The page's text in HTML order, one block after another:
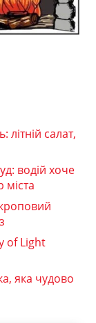
літній салат,
водій хоче
міста
of Light
яка чудово